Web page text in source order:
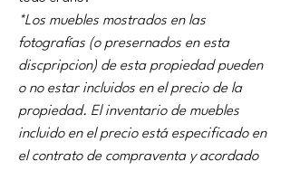
*Los muebles mostrados en las
fotografías (o presernados en esta
discpripcion) de esta propiedad pueden
o no estar incluidos en el precio de la
propiedad. El inventario de muebles
incluido en el precio está especificado en
el contrato de compraventa y acordado